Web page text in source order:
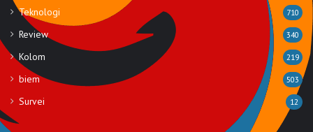
Teknologi 710
Review 340
Kolom 219
biem 503
Survei 12